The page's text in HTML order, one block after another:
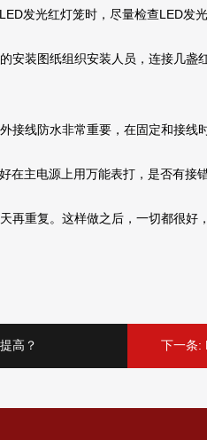
发光红灯笼时，尽量检查LED发光
装图纸组织安装人员，连接几盏
线防水非常重要，在固定和接线时
主电源上用万能表打，是否有接
重复。这样做之后，一切都很好，
高？ 下一条: